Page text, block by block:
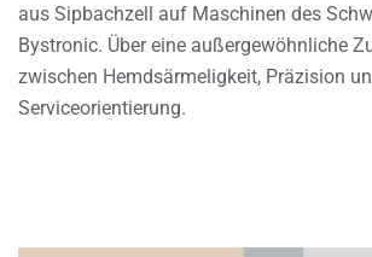
aus Sipbachzell auf Maschinen des
Bystronic. Über eine außergewöhnliche
zwischen Hemdsärmeligkeit, Präzision
Serviceorientierung.